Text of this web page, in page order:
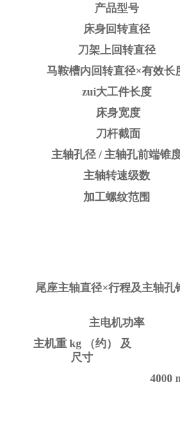
产品型号
床身回转直径
刀架上回转直径
马鞍槽内回转直径×有效长
zui大工件长度
床身宽度
刀杆截面
主轴孔径 / 主轴孔前端锥
主轴转速级数
加工螺纹范围
尾座主轴直径×行程及主轴
主电机功率
主机重 kg （约） 及
尺寸
4000